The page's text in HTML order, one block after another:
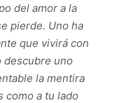
del amor a la
pierde. Uno ha
que vivirá con
descubre uno
la mentira
como a tu lado